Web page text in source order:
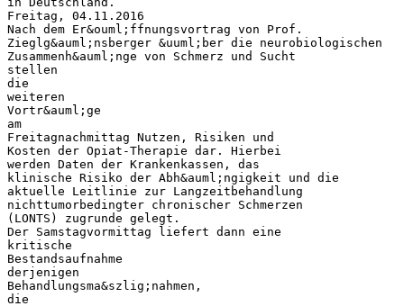
Freitag, 04.11.2016
Nach dem Er&ouml;ffnungsvortrag von Prof.
Zieglg&auml;nsberger &uuml;ber die neurobiologischen
Zusammenh&auml;nge von Schmerz und Sucht
stellen
die
weiteren
Vortr&auml;ge
am
Freitagnachmittag Nutzen, Risiken und
Kosten der Opiat-Therapie dar. Hierbei
werden Daten der Krankenkassen, das
klinische Risiko der Abh&auml;ngigkeit und die
aktuelle Leitlinie zur Langzeitbehandlung
nichttumorbedingter chronischer Schmerzen
(LONTS) zugrunde gelegt.
Der Samstagvormittag liefert dann eine
kritische
Bestandsaufnahme
derjenigen
Behandlungsma&szlig;nahmen,
die